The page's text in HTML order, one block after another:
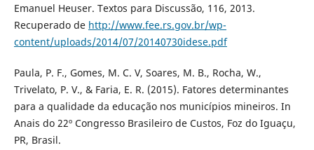
Emanuel Heuser. Textos para Discussão, 116, 2013.
Recuperado de http://www.fee.rs.gov.br/wp-
content/uploads/2014/07/20140730idese.pdf
Paula, P. F., Gomes, M. C. V, Soares, M. B., Rocha, W.,
Trivelato, P. V., & Faria, E. R. (2015). Fatores determinantes
para a qualidade da educação nos municípios mineiros. In
Anais do 22º Congresso Brasileiro de Custos, Foz do Iguaçu,
PR, Brasil.